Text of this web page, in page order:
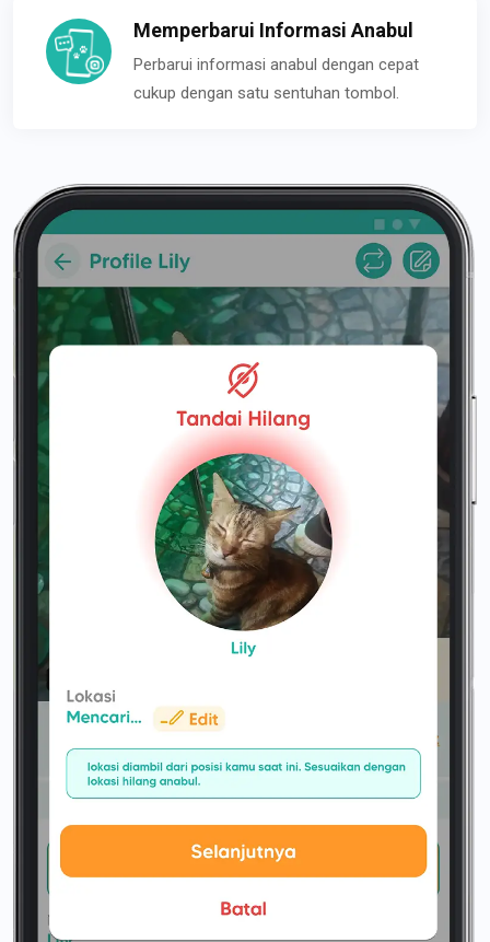
Memperbarui Informasi Anabul
Perbarui informasi anabul dengan cepat
cukup dengan satu sentuhan tombol.